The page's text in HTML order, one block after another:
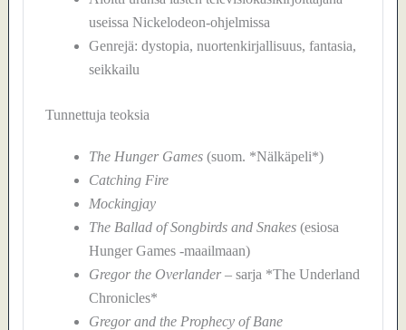
useissa Nickelodeon-ohjelmissa
Genrejä: dystopia, nuortenkirjallisuus, fantasia,
seikkailu
Tunnettuja teoksia
The Hunger Games(suom. *Nälkäpeli*)
Catching Fire
Mockingjay
The Ballad of Songbirds and Snakes(esiosa
Hunger Games -maailmaan)
Gregor the Overlander– sarja *The Underland
Chronicles*
Gregor and the Prophecy of Bane